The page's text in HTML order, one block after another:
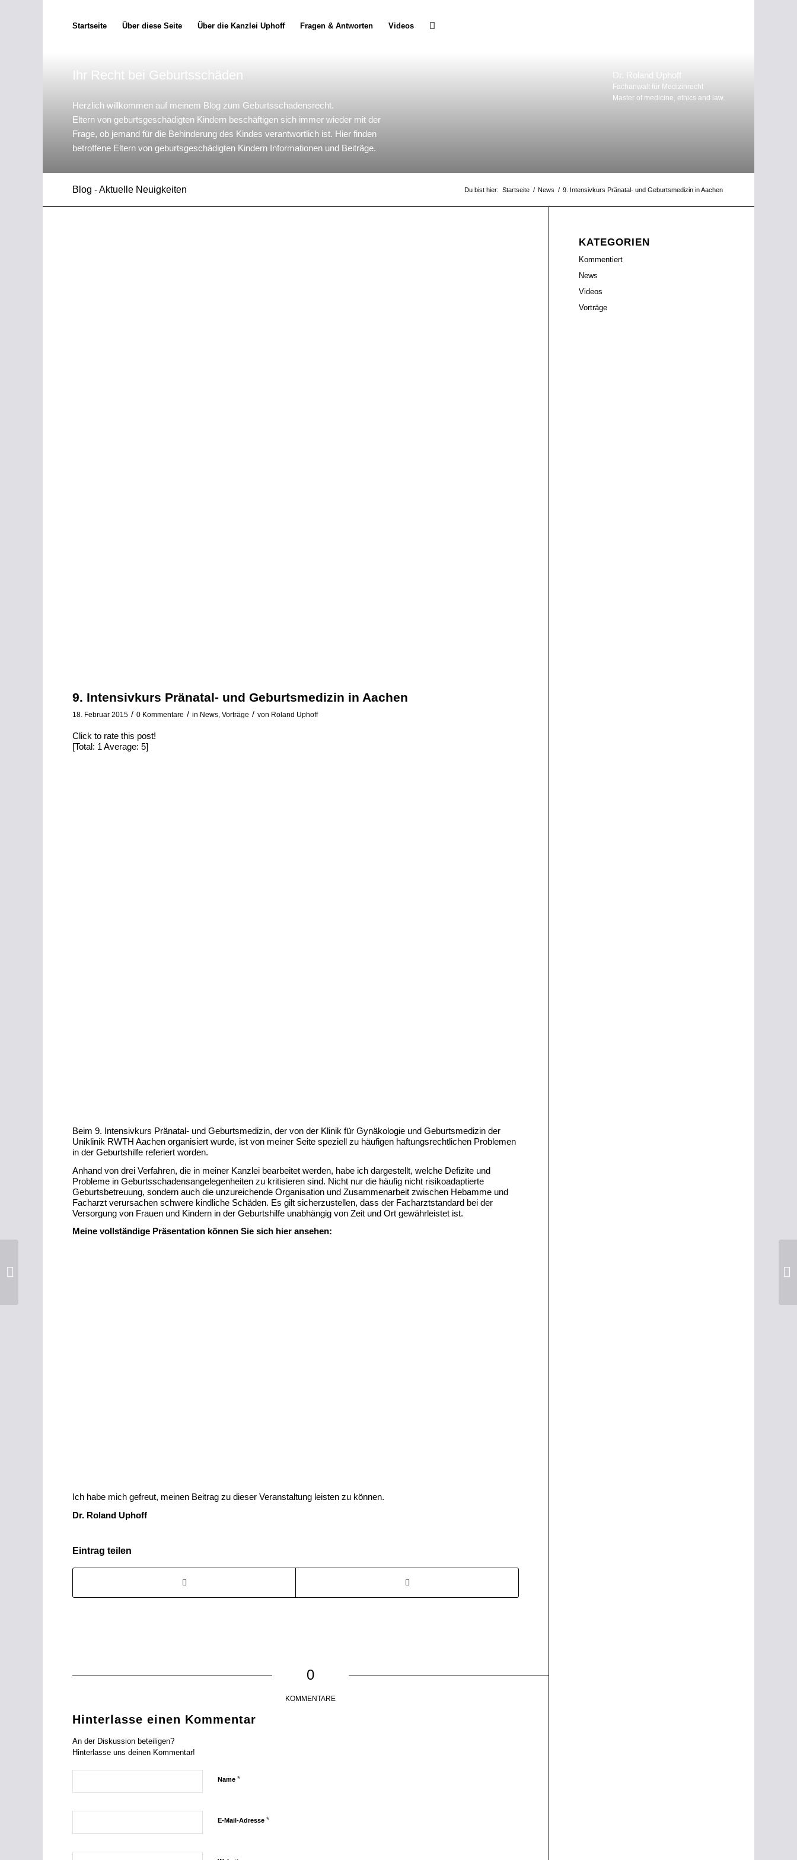
Startseite Über diese Seite Über die Kanzlei Uphoff Fragen & Antworten Videos
Dr. Roland Uphoff
Fachanwalt für Medizinrecht
Master of medicine, ethics and law.
Ihr Recht bei Geburtsschäden
Herzlich willkommen auf meinem Blog zum Geburtsschadensrecht.
Eltern von geburtsgeschädigten Kindern beschäftigen sich immer wieder mit der
Frage, ob jemand für die Behinderung des Kindes verantwortlich ist. Hier finden
betroffene Eltern von geburtsgeschädigten Kindern Informationen und Beiträge.
Blog - Aktuelle Neuigkeiten Du bist hier: Startseite / News / 9. Intensivkurs Pränatal- und Geburtsmedizin in Aachen
9. Intensivkurs Pränatal- und Geburtsmedizin in Aachen
18. Februar 2015 / 0 Kommentare / in News, Vorträge / von Roland Uphoff
Click to rate this post!
[Total: 1 Average: 5]
Beim 9. Intensivkurs Pränatal- und Geburtsmedizin, der von der Klinik für Gynäkologie und Geburtsmedizin der
Uniklinik RWTH Aachen organisiert wurde, ist von meiner Seite speziell zu häufigen haftungsrechtlichen Problemen
in der Geburtshilfe referiert worden.
Anhand von drei Verfahren, die in meiner Kanzlei bearbeitet werden, habe ich dargestellt, welche Defizite und
Probleme in Geburtsschadensangelegenheiten zu kritisieren sind. Nicht nur die häufig nicht risikoadaptierte
Geburtsbetreuung, sondern auch die unzureichende Organisation und Zusammenarbeit zwischen Hebamme und
Facharzt verursachen schwere kindliche Schäden. Es gilt sicherzustellen, dass der Facharztstandard bei der
Versorgung von Frauen und Kindern in der Geburtshilfe unabhängig von Zeit und Ort gewährleistet ist.
Meine vollständige Präsentation können Sie sich hier ansehen:
Ich habe mich gefreut, meinen Beitrag zu dieser Veranstaltung leisten zu können.
Dr. Roland Uphoff
Eintrag teilen
0
KOMMENTARE
Hinterlasse einen Kommentar
An der Diskussion beteiligen?
Hinterlasse uns deinen Kommentar!
Name *
E-Mail-Adresse *
KATEGORIEN
Kommentiert
News
Videos
Vorträge